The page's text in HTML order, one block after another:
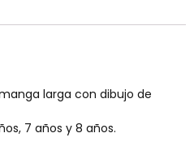
larga con dibujo de
7 años y 8 años.